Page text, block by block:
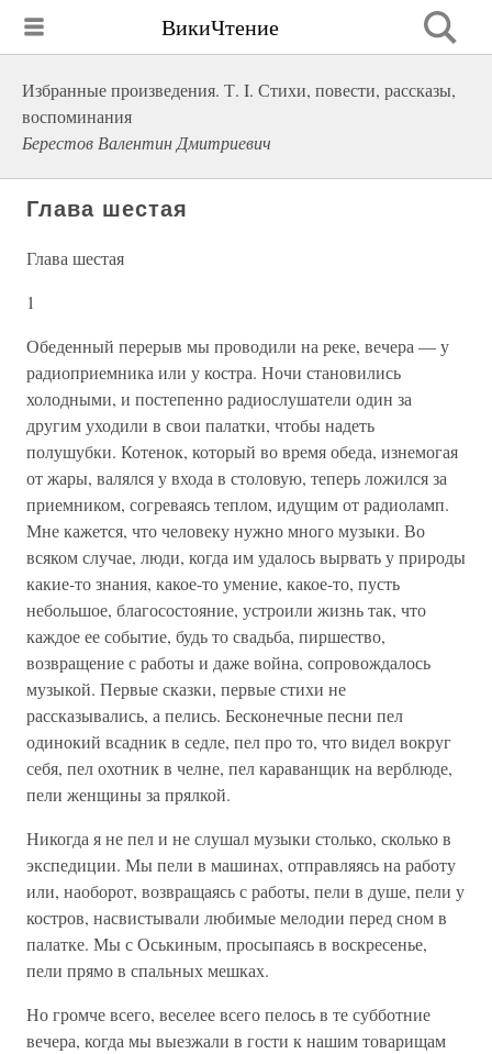
ВикиЧтение
Избранные произведения. Т. I. Стихи, повести, рассказы,
воспоминания
Берестов Валентин Дмитриевич
Глава шестая
Глава шестая
1
Обеденный перерыв мы проводили на реке, вечера — у
радиоприемника или у костра. Ночи становились
холодными, и постепенно радиослушатели один за
другим уходили в свои палатки, чтобы надеть
полушубки. Котенок, который во время обеда, изнемогая
от жары, валялся у входа в столовую, теперь ложился за
приемником, согреваясь теплом, идущим от радиоламп.
Мне кажется, что человеку нужно много музыки. Во
всяком случае, люди, когда им удалось вырвать у природы
какие-то знания, какое-то умение, какое-то, пусть
небольшое, благосостояние, устроили жизнь так, что
каждое ее событие, будь то свадьба, пиршество,
возвращение с работы и даже война, сопровождалось
музыкой. Первые сказки, первые стихи не
рассказывались, а пелись. Бесконечные песни пел
одинокий всадник в седле, пел про то, что видел вокруг
себя, пел охотник в челне, пел караванщик на верблюде,
пели женщины за прялкой.
Никогда я не пел и не слушал музыки столько, сколько в
экспедиции. Мы пели в машинах, отправляясь на работу
или, наоборот, возвращаясь с работы, пели в душе, пели у
костров, насвистывали любимые мелодии перед сном в
палатке. Мы с Оськиным, просыпаясь в воскресенье,
пели прямо в спальных мешках.
Но громче всего, веселее всего пелось в те субботние
вечера, когда мы выезжали в гости к нашим товарищам